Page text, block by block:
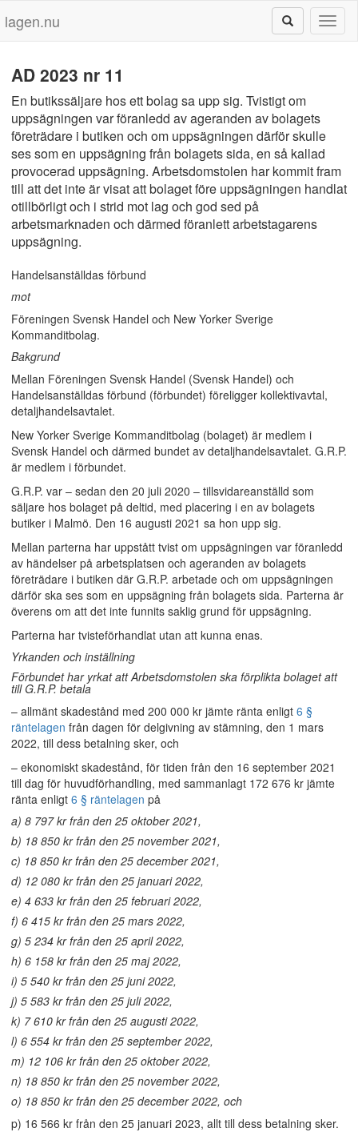
lagen.nu
AD 2023 nr 11
En butikssäljare hos ett bolag sa upp sig. Tvistigt om
uppsägningen var föranledd av ageranden av bolagets
företrädare i butiken och om uppsägningen därför skulle
ses som en uppsägning från bolagets sida, en så kallad
provocerad uppsägning. Arbetsdomstolen har kommit fram
till att det inte är visat att bolaget före uppsägningen handlat
otillbörligt och i strid mot lag och god sed på
arbetsmarknaden och därmed föranlett arbetstagarens
uppsägning.
Handelsanställdas förbund
mot
Föreningen Svensk Handel och New Yorker Sverige
Kommanditbolag.
Bakgrund
Mellan Föreningen Svensk Handel (Svensk Handel) och
Handelsanställdas förbund (förbundet) föreligger kollektivavtal,
detaljhandelsavtalet.
New Yorker Sverige Kommanditbolag (bolaget) är medlem i
Svensk Handel och därmed bundet av detaljhandelsavtalet. G.R.P.
är medlem i förbundet.
G.R.P. var – sedan den 20 juli 2020 – tillsvidareanställd som
säljare hos bolaget på deltid, med placering i en av bolagets
butiker i Malmö. Den 16 augusti 2021 sa hon upp sig.
Mellan parterna har uppstått tvist om uppsägningen var föranledd
av händelser på arbetsplatsen och ageranden av bolagets
företrädare i butiken där G.R.P. arbetade och om uppsägningen
därför ska ses som en uppsägning från bolagets sida. Parterna är
överens om att det inte funnits saklig grund för uppsägning.
Parterna har tvisteförhandlat utan att kunna enas.
Yrkanden och inställning
Förbundet har yrkat att Arbetsdomstolen ska förplikta bolaget att
till G.R.P. betala
– allmänt skadestånd med 200 000 kr jämte ränta enligt 6 §
räntelagen från dagen för delgivning av stämning, den 1 mars
2022, till dess betalning sker, och
– ekonomiskt skadestånd, för tiden från den 16 september 2021
till dag för huvudförhandling, med sammanlagt 172 676 kr jämte
ränta enligt 6 § räntelagen på
a) 8 797 kr från den 25 oktober 2021,
b) 18 850 kr från den 25 november 2021,
c) 18 850 kr från den 25 december 2021,
d) 12 080 kr från den 25 januari 2022,
e) 4 633 kr från den 25 februari 2022,
f) 6 415 kr från den 25 mars 2022,
g) 5 234 kr från den 25 april 2022,
h) 6 158 kr från den 25 maj 2022,
i) 5 540 kr från den 25 juni 2022,
j) 5 583 kr från den 25 juli 2022,
k) 7 610 kr från den 25 augusti 2022,
l) 6 554 kr från den 25 september 2022,
m) 12 106 kr från den 25 oktober 2022,
n) 18 850 kr från den 25 november 2022,
o) 18 850 kr från den 25 december 2022, och
p) 16 566 kr från den 25 januari 2023, allt till dess betalning sker.